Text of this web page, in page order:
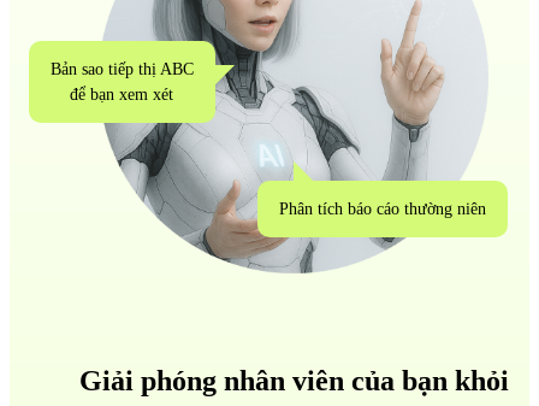
Bản sao tiếp thị ABC
để bạn xem xét
Phân tích báo cáo thường niên
Giải phóng nhân viên của bạn khỏi